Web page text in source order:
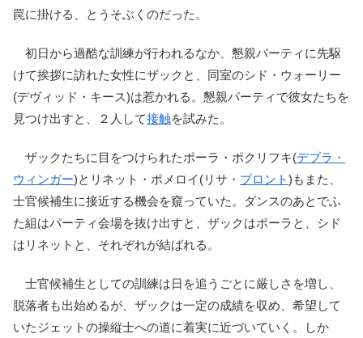
罠に掛ける、とうそぶくのだった。
初日から過酷な訓練が行われるなか、懇親パーティに先駆
けて挨拶に訪れた女性にザックと、同室のシド・ウォーリー
(デヴィッド・キース)は惹かれる。懇親パーティで彼女たちを
見つけ出すと、２人して接触を試みた。
ザックたちに目をつけられたポーラ・ポクリフキ(デブラ・
ウィンガー)とリネット・ポメロイ(リサ・ ブロント)もまた、
士官候補生に接近する機会を窺っていた。ダンスのあとでふ
た組はパーティ会場を抜け出すと、ザックはポーラと、シド
はリネットと、それぞれが結ばれる。
士官候補生としての訓練は日を追うごとに厳しさを増し、
脱落者も出始めるが、ザックは一定の成績を収め、希望して
いたジェットの操縦士への道に着実に近づいていく。しか